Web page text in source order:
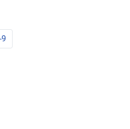
Buchstabe:
mit Buchstabe:
mit Buchstabe:
Elemente mit Buchstabe:
9